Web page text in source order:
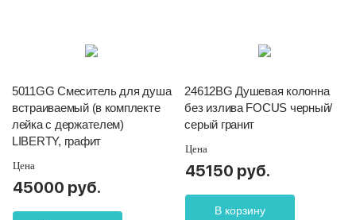
5011GG Смеситель для душа
встраиваемый (в комплекте
лейка с держателем)
LIBERTY, графит
Цена
45000 руб.
24612BG Душевая колонна
без излива FOCUS черный/
серый гранит
Цена
45150 руб.
В корзину